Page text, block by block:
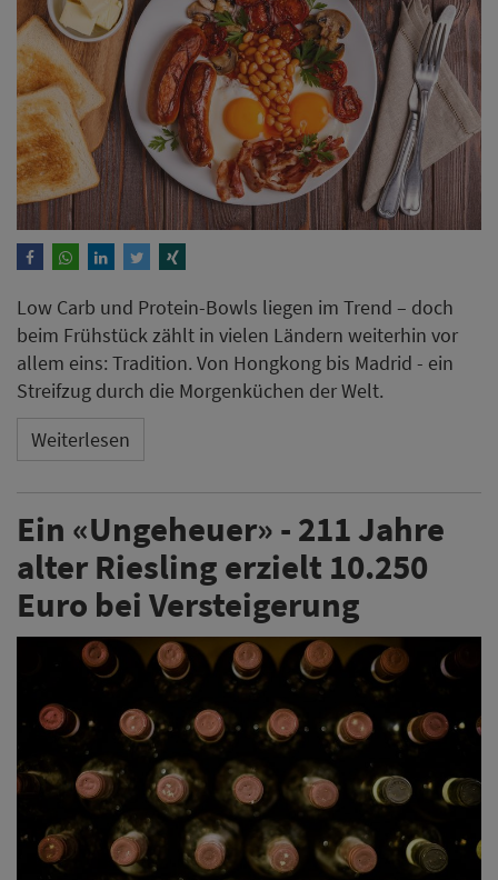
Low Carb und Protein-Bowls liegen im Trend – doch
beim Frühstück zählt in vielen Ländern weiterhin vor
allem eins: Tradition. Von Hongkong bis Madrid - ein
Streifzug durch die Morgenküchen der Welt.
Weiterlesen
Ein «Ungeheuer» - 211 Jahre
alter Riesling erzielt 10.250
Euro bei Versteigerung